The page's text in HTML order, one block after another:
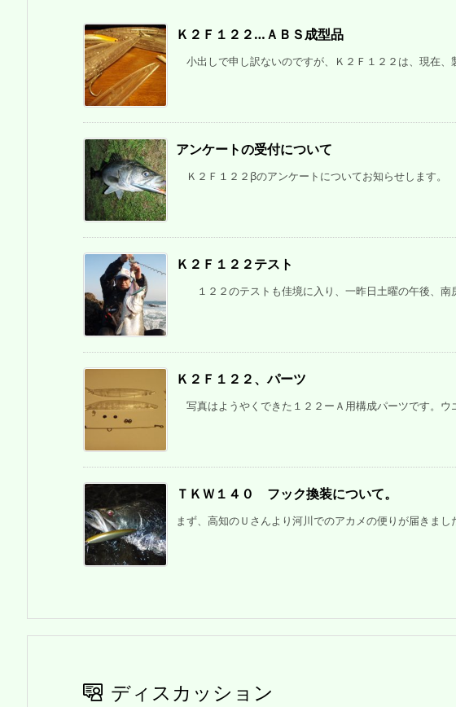
Ｋ２Ｆ１２２…ＡＢＳ成型品
小出しで申し訳ないのですが、Ｋ２Ｆ１２２は、現在、
アンケートの受付について
Ｋ２Ｆ１２２βのアンケートについてお知らせします
Ｋ２Ｆ１２２テスト
１２２のテストも佳境に入り、一昨日土曜の午後、南
Ｋ２Ｆ１２２、パーツ
写真はようやくできた１２２ーＡ用構成パーツです。ウ
ＴＫＷ１４０ フック換装について。
まず、高知のＵさんより河川でのアカメの便りが届きま
ディスカッション